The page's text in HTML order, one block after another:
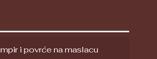
i povrće na maslacu